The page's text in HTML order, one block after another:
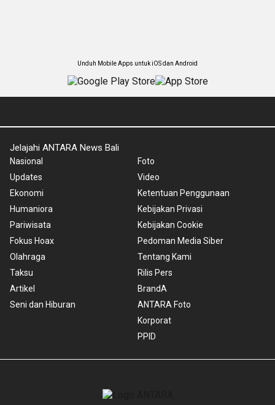
Unduh Mobile Apps untuk iOS dan Android
Jelajahi ANTARA News Bali
Nasional
Updates
Ekonomi
Humaniora
Pariwisata
Fokus Hoax
Olahraga
Taksu
Artikel
Seni dan Hiburan
Foto
Video
Ketentuan Penggunaan
Kebijakan Privasi
Kebijakan Cookie
Pedoman Media Siber
Tentang Kami
Rilis Pers
BrandA
ANTARA Foto
Korporat
PPID